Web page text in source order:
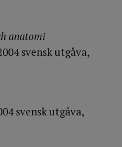
anatomi
svensk utgåva,
svensk utgåva,